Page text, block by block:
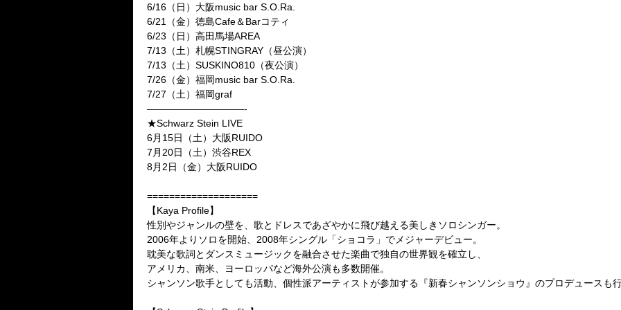
6/16 （日）大阪music bar S.O.Ra.
6/21
（金）徳島Cafe＆ Barコティ
6/23 （日）高田馬場AREA
7/13 （土）札幌STINGRAY （昼公演）
7/13 （土） SUSKINO810 （夜公演）
7/26 （金）福岡music bar S.O.Ra.
7/27 （土）福岡graf
——————————-
★Schwarz Stein LIVE
6月 15日（土）大阪RUIDO
7 月 20日（土）渋谷REX
8月 2日（金）大阪RUIDO
====================
【Kaya Profile】
性別やジャンルの壁を、歌とドレスであざやかに飛び越える美しきソロシンガー。
2006年よりソロを開始、 2008年シングル「ショコラ」でメジャーデビュー。
耽美な歌詞とダンスミュージックを融合させた楽曲で独自の世界観を確立し、
アメリカ、南米、ヨーロッパなど海外公演も多数開催。
シャンソン歌手としても活動、個性派アーティストが参加する『新春シャンソンショウ』のプロデュースも行